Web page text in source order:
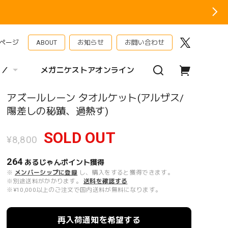
ージ ABOUT お知らせ お問い合わせ
メガニケストアオンライン
アズールレーン タオルケット(アルザス/
陽差しの秘蹟、過熱す)
¥8,800 SOLD OUT
264 あるじゃんポイント獲得
※ メンバーシップに登録 し、購入をすると獲得できます。
※別途送料がかかります。
送料を確認する
※¥10,000以上のご注文で国内送料が無料になります。
再入荷通知を希望する